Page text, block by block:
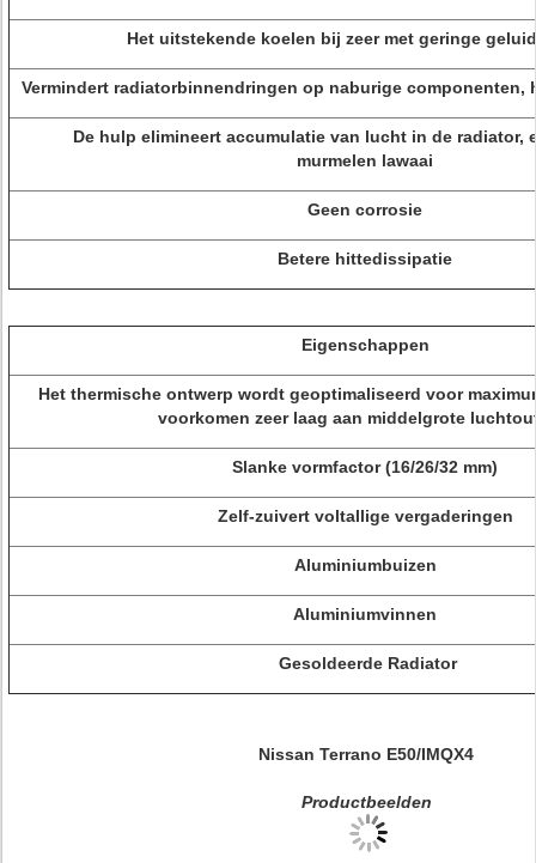
Het uitstekende koelen bij zeer met geringe
Vermindert radiatorbinnendringen op naburige componenten,
De hulp elimineert accumulatie van lucht in de radiator,
murmelen lawaai
Geen corrosie
Betere hittedissipatie
Eigenschappen
Het thermische ontwerp wordt geoptimaliseerd voor
voorkomen zeer laag aan middelgrote
Slanke vormfactor (16/26/32 mm)
Zelf-zuivert voltallige vergaderingen
Aluminiumbuizen
Aluminiumvinnen
Gesoldeerde Radiator
Nissan Terrano E50/IMQX4
Productbeelden